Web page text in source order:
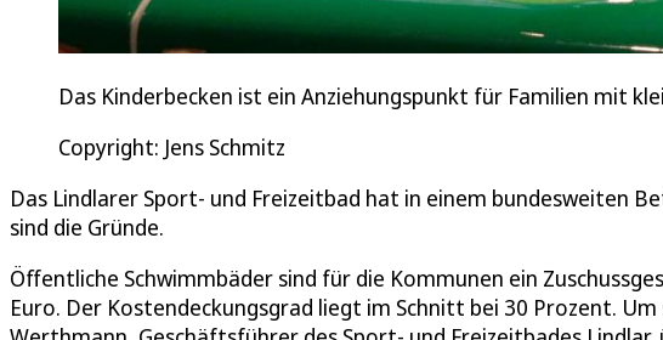
Das Kinderbecken ist ein Anziehungspunkt für Familien mit
Copyright: Jens Schmitz
Das Lindlarer Sport- und Freizeitbad hat in einem bundesweiten
sind die Gründe.
Öffentliche Schwimmbäder sind für die Kommunen ein
Euro. Der Kostendeckungsgrad liegt im Schnitt bei 30 Prozent.